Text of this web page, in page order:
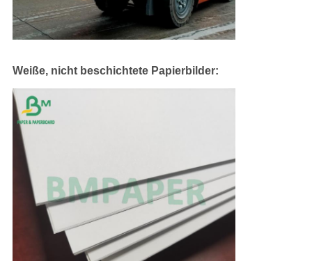
Weiße, nicht beschichtete Papierbilder: